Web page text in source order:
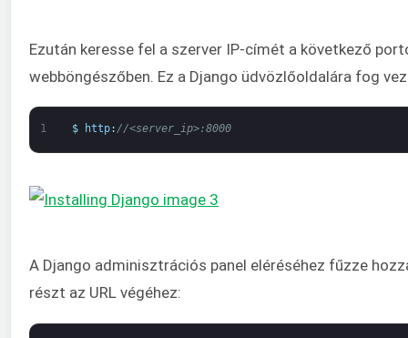
Ezután keresse fel a szerver IP-címét a következő
webböngészőben. Ez a Django üdvözlőoldalára fog
1 $ http: //<server_ip>:8000
A Django adminisztrációs panel eléréséhez fűzze
részt az URL végéhez: